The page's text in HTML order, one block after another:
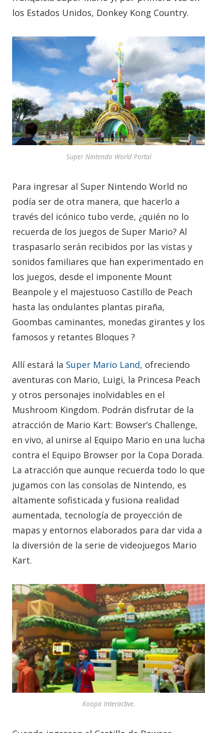
los Estados Unidos, Donkey Kong Country.
Super Nintendo World Portal
Para ingresar al Super Nintendo World no
podía ser de otra manera, que hacerlo a
través del icónico tubo verde, ¿quién no lo
recuerda de los juegos de Super Mario? Al
traspasarlo serán recibidos por las vistas y
sonidos familiares que han experimentado en
los juegos, desde el imponente Mount
Beanpole y el majestuoso Castillo de Peach
hasta las ondulantes plantas piraña,
Goombas caminantes, monedas girantes y los
famosos y retantes Bloques ?
Allí estará la Super Mario Land, ofreciendo
aventuras con Mario, Luigi, la Princesa Peach
y otros personajes inolvidables en el
Mushroom Kingdom. Podrán disfrutar de la
atracción de Mario Kart: Bowser’s Challenge,
en vivo, al unirse al Equipo Mario en una lucha
contra el Equipo Browser por la Copa Dorada.
La atracción que aunque recuerda todo lo que
jugamos con las consolas de Nintendo, es
altamente sofisticada y fusiona realidad
aumentada, tecnología de proyección de
mapas y entornos elaborados para dar vida a
la diversión de la serie de videojuegos Mario
Kart.
Koopa Interactive.